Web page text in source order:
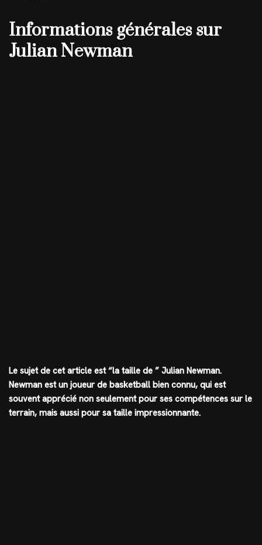
Informations générales sur
Julian Newman
Le sujet de cet article est “la taille de ” Julian Newman.
Newman est un joueur de basketball bien connu, qui est
souvent apprécié non seulement pour ses compétences sur le
terrain, mais aussi pour sa taille impressionnante.